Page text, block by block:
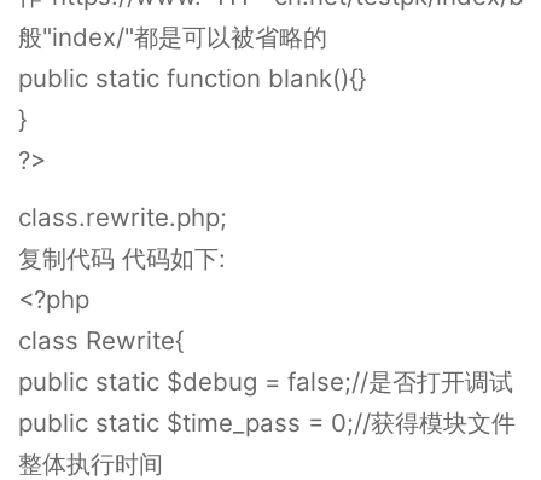
般"index/"都是可以被省略的
public static function blank(){}
}
?>
class.rewrite.php;
复制代码 代码如下:
<?php
class Rewrite{
public static $debug = false;//是否打开调试
public static $time_pass = 0;//获得模块文件
整体执行时间